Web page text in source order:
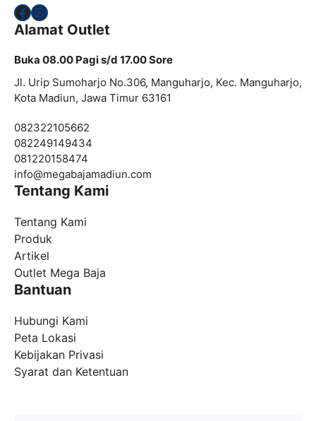
Facebook
Instagram
Alamat Outlet
Buka 08.00 Pagi s/d 17.00 Sore
Jl. Urip Sumoharjo No.306, Manguharjo, Kec. Manguharjo,
Kota Madiun, Jawa Timur 63161
082322105662
082249149434
081220158474
info@megabajamadiun.com
Tentang Kami
Tentang Kami
Produk
Artikel
Outlet Mega Baja
Bantuan
Hubungi Kami
Peta Lokasi
Kebijakan Privasi
Syarat dan Ketentuan